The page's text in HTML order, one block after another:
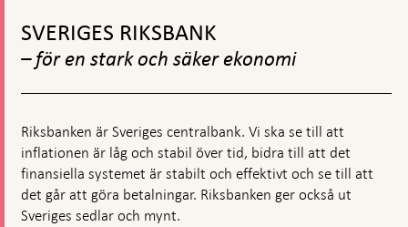
toppnavigation
SVERIGES RIKSBANK
– för en stark och säker ekonomi
Riksbanken är Sveriges centralbank. Vi ska se till att
inflationen är låg och stabil över tid, bidra till att det
finansiella systemet är stabilt och effektivt och se till att
det går att göra betalningar. Riksbanken ger också ut
Sveriges sedlar och mynt.